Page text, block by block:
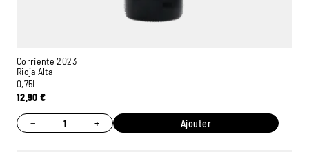
Corriente 2023
Rioja Alta
0,75L
12,90€
− + Ajouter